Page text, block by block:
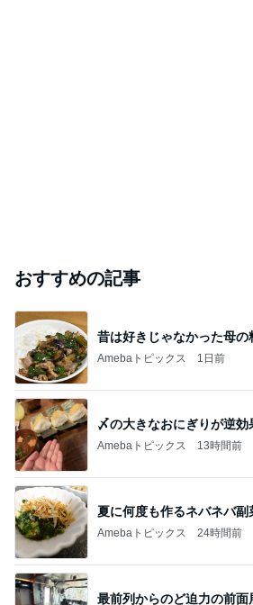
おすすめの記事
昔は好きじゃなかった母の
Amebaトピックス 1日前
〆の大きなおにぎりが逆効
Amebaトピックス 13時間前
夏に何度も作るネバネバ副
Amebaトピックス 24時間前
最前列からのど迫力の前面